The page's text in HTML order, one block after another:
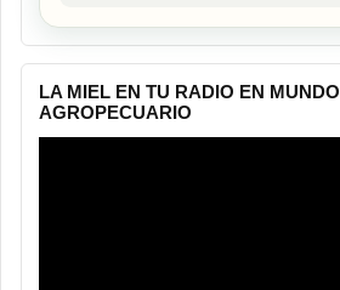
LA MIEL EN TU RADIO EN MUNDO
AGROPECUARIO